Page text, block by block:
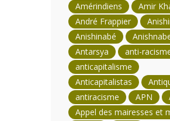
Amérindiens
Amir
André Frappier
Anishinabé
Antarsya
anti-
anticapitalisme
Anticapitalistas
antiracisme
APN
Appel des mairesses et